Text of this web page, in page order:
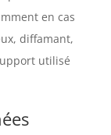
en cas
diffamant,
utilisé